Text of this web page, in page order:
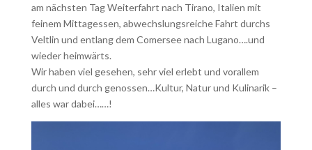
am nächsten Tag Weiterfahrt nach Tirano, Italien mit
feinem Mittagessen, abwechslungsreiche Fahrt durchs
Veltlin und entlang dem Comersee nach Lugano….und
wieder heimwärts.
Wir haben viel gesehen, sehr viel erlebt und vorallem
durch und durch genossen…Kultur, Natur und Kulinarik –
alles war dabei……!